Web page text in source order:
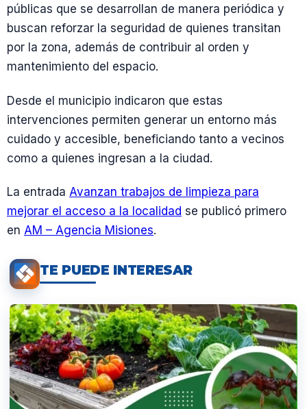
públicas que se desarrollan de manera periódica y
buscan reforzar la seguridad de quienes transitan
por la zona, además de contribuir al orden y
mantenimiento del espacio.
Desde el municipio indicaron que estas
intervenciones permiten generar un entorno más
cuidado y accesible, beneficiando tanto a vecinos
como a quienes ingresan a la ciudad.
La entrada Avanzan trabajos de limpieza para
mejorar el acceso a la localidad se publicó primero
en AM – Agencia Misiones.
TE PUEDE INTERESAR